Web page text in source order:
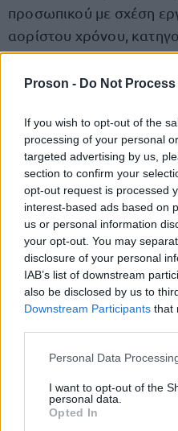
Proson - Do Not
If you wish to opt-out of the
processing of your personal
targeted advertising by us,
section to confirm your
opt-out request is processed
interest-based ads based on
us or personal information
your opt-out. You may
disclosure of your personal
IAB’s list of downstream
also be disclosed by us to
Downstream Participants that
Please note that this
not limited to your visit or
grant or deny consent to
use your data for below
Personal Data
I want to opt-out of the
personal data.
Opted In
προσωπικού με σχέση
αορίστου χρόνου,
Εκπαίδευσης (ΤΕ)
σε φορείς του
Ο διαγωνισμός
του πανελλήνιου
2Γ/2022 καθώς και
«μίνι» γραπτή
που αφορούσε
Δείτε περισσότεραΕΔΩ.
Ποιοι κάνουν
διαγωνισμούς
πανελλήνιου γραπτού
αίτηση για να